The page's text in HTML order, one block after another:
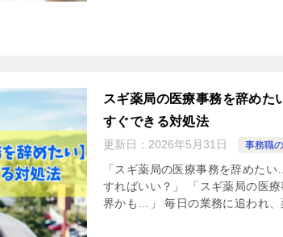
スギ薬局の医療事務を辞めた
すぐできる対処法
更新日： 2026年5月31日 事務職
「スギ薬局の医療事務を辞めた
すればいい？」 「スギ薬局の医
界かも…」 毎日の業務に追われ